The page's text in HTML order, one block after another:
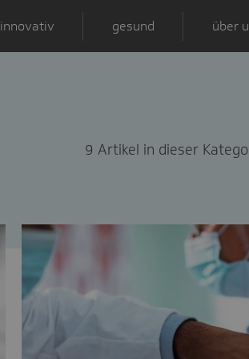
innovativ gesund über
9 Artikel in dieser